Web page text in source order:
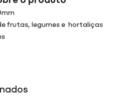
frutas, legumes e hortaliças